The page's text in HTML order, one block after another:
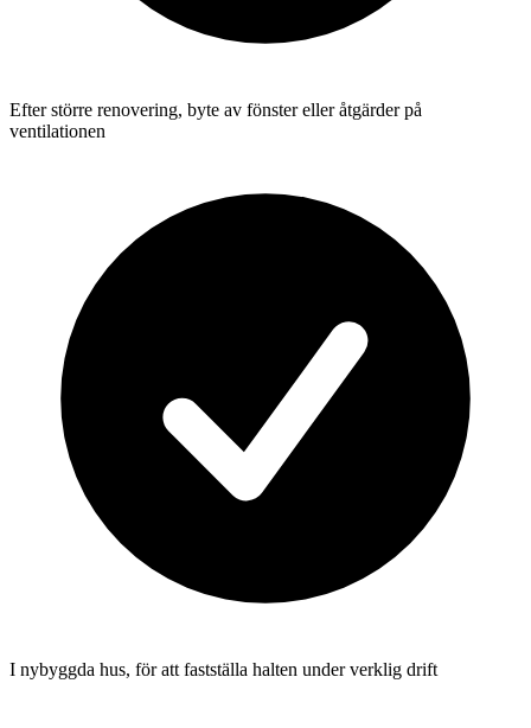
Efter större renovering, byte av fönster eller åtgärder på
ventilationen
I nybyggda hus, för att fastställa halten under verklig drift